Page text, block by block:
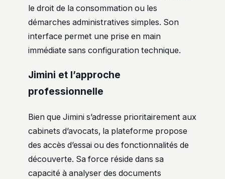
le droit de la consommation ou les
démarches administratives simples. Son
interface permet une prise en main
immédiate sans configuration technique.
Jimini et l’approche
professionnelle
Bien que Jimini s’adresse prioritairement aux
cabinets d’avocats, la plateforme propose
des accès d’essai ou des fonctionnalités de
découverte. Sa force réside dans sa
capacité à analyser des documents